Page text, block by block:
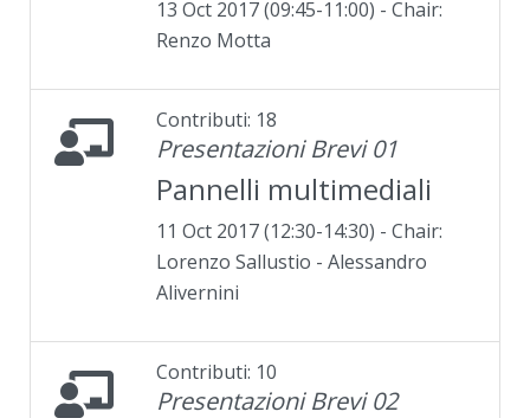
13 Oct 2017 (09:45-11:00) - Chair:
Renzo Motta
Contributi: 18
Presentazioni Brevi 01
Pannelli multimediali
11 Oct 2017 (12:30-14:30) - Chair:
Lorenzo Sallustio - Alessandro
Alivernini
Contributi: 10
Presentazioni Brevi 02